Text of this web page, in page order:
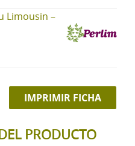
Limousin –
IMPRIMIR FICHA
PRODUCTO